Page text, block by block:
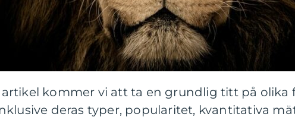
artikel kommer vi att ta en grundlig titt på olika
deras typer, popularitet, kvantitativa